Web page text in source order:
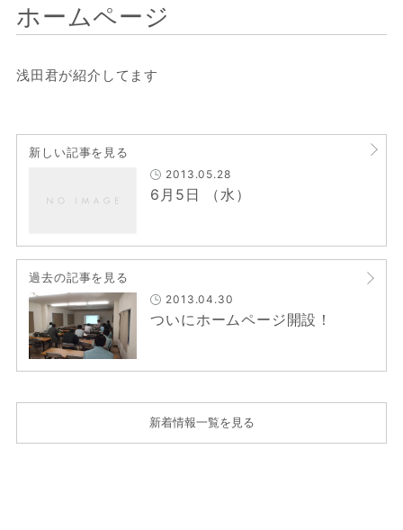
ホームページ
浅田君が紹介してます
新しい記事を見る
2013.05.28
6月5日 （水）
過去の記事を見る
2013.04.30
ついにホームページ開設！
新着情報一覧を見る